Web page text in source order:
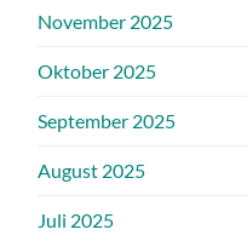
November 2025
Oktober 2025
September 2025
August 2025
Juli 2025